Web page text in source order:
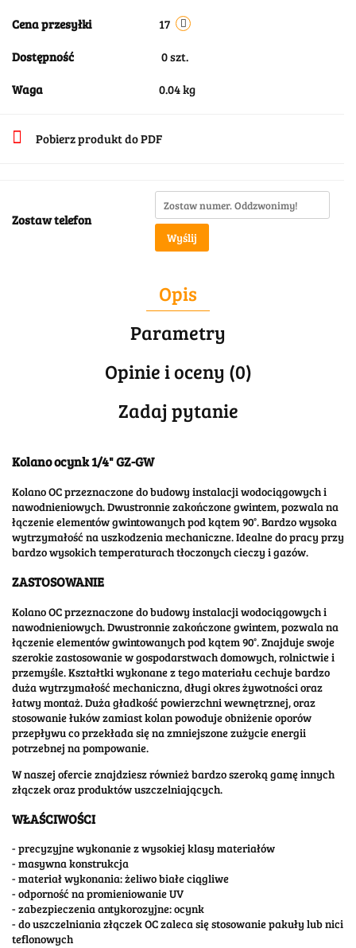
Cena przesyłki 17
Dostępność 0szt.
Waga 0.04 kg
Pobierz produkt do PDF
Zostaw telefon
Wyślij
Opis
Parametry
Opinie i oceny (0)
Zadaj pytanie
Kolano ocynk 1/4" GZ-GW
Kolano OC przeznaczone do budowy instalacji wodociągowych i
nawodnieniowych. Dwustronnie zakończone gwintem, pozwala na
łączenie elementów gwintowanych pod kątem 90°. Bardzo wysoka
wytrzymałość na uszkodzenia mechaniczne. Idealne do pracy przy
bardzo wysokich temperaturach tłoczonych cieczy i gazów.
ZASTOSOWANIE
Kolano OC przeznaczone do budowy instalacji wodociągowych i
nawodnieniowych. Dwustronnie zakończone gwintem, pozwala na
łączenie elementów gwintowanych pod kątem 90°. Znajduje swoje
szerokie zastosowanie w gospodarstwach domowych, rolnictwie i
przemyśle. Kształtki wykonane z tego materiału cechuje bardzo
duża wytrzymałość mechaniczna, długi okres żywotności oraz
łatwy montaż. Duża gładkość powierzchni wewnętrznej, oraz
stosowanie łuków zamiast kolan powoduje obniżenie oporów
przepływu co przekłada się na zmniejszone zużycie energii
potrzebnej na pompowanie.
W naszej ofercie znajdziesz również bardzo szeroką gamę innych
złączek oraz produktów uszczelniających.
WŁAŚCIWOŚCI
- precyzyjne wykonanie z wysokiej klasy materiałów
- masywna konstrukcja
- materiał wykonania: żeliwo białe ciągliwe
- odporność na promieniowanie UV
- zabezpieczenia antykorozyjne: ocynk
- do uszczelniania złączek OC zaleca się stosowanie pakuły lub nici
teflonowych